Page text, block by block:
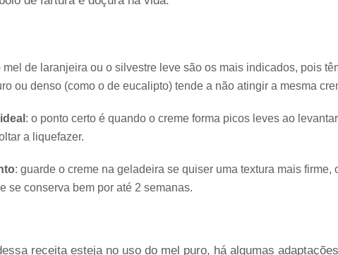
mel de laranjeira ou o silvestre leve são os mais indicados, pois
ou denso (como o de eucalipto) tende a não atingir a mesma
: o ponto certo é quando o creme forma picos leves ao
a liquefazer.
: guarde o creme na geladeira se quiser uma textura mais
se conserva bem por até 2 semanas.
receita esteja no uso do mel puro, há algumas